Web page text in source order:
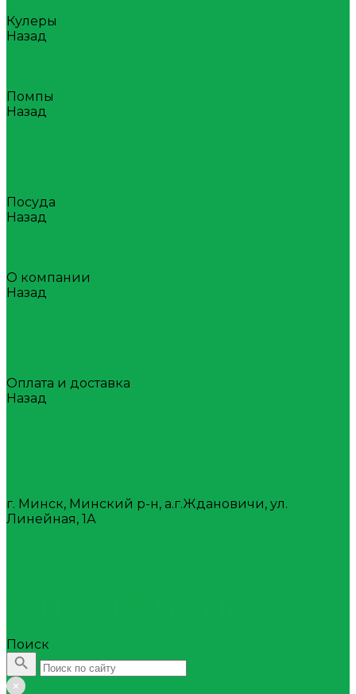
Кулеры
Назад
Помпы
Назад
Посуда
Назад
О компании
Назад
Оплата и доставка
Назад
г. Минск, Минский р-н, а.г.Ждановичи, ул.
Линейная, 1А
Поиск